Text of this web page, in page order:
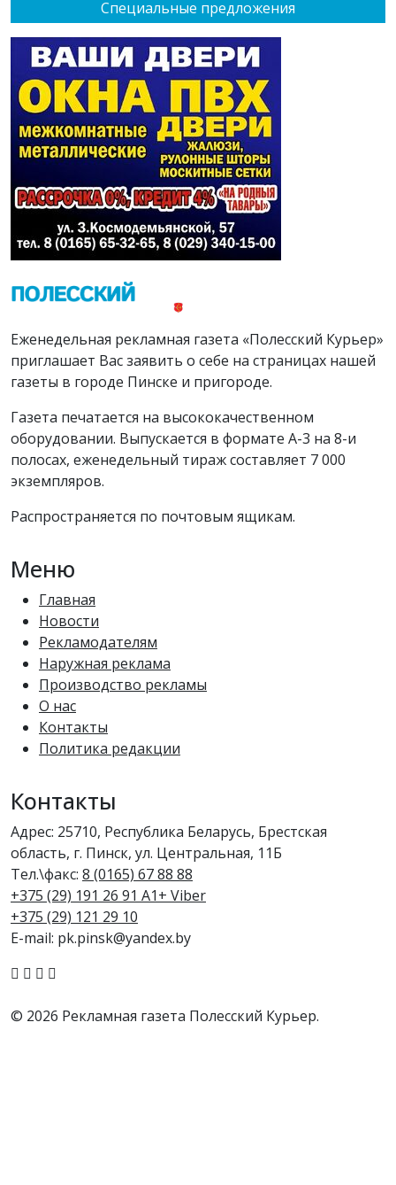
Специальные предложения
Еженедельная рекламная газета «Полесский Курьер»
приглашает Вас заявить о себе на страницах нашей
газеты в городе Пинске и пригороде.
Газета печатается на высококачественном
оборудовании. Выпускается в формате А-3 на 8-и
полосах, еженедельный тираж составляет 7 000
экземпляров.
Распространяется по почтовым ящикам.
Меню
Главная
Новости
Рекламодателям
Наружная реклама
Производство рекламы
О нас
Контакты
Политика редакции
Контакты
Адрес: 25710, Республика Беларусь, Брестская
область, г. Пинск, ул. Центральная, 11Б
Тел.\факс: 8 (0165) 67 88 88
+375 (29) 191 26 91 A1+ Viber
+375 (29) 121 29 10
E-mail: pk.pinsk@yandex.by
© 2026 Рекламная газета Полесский Курьер.